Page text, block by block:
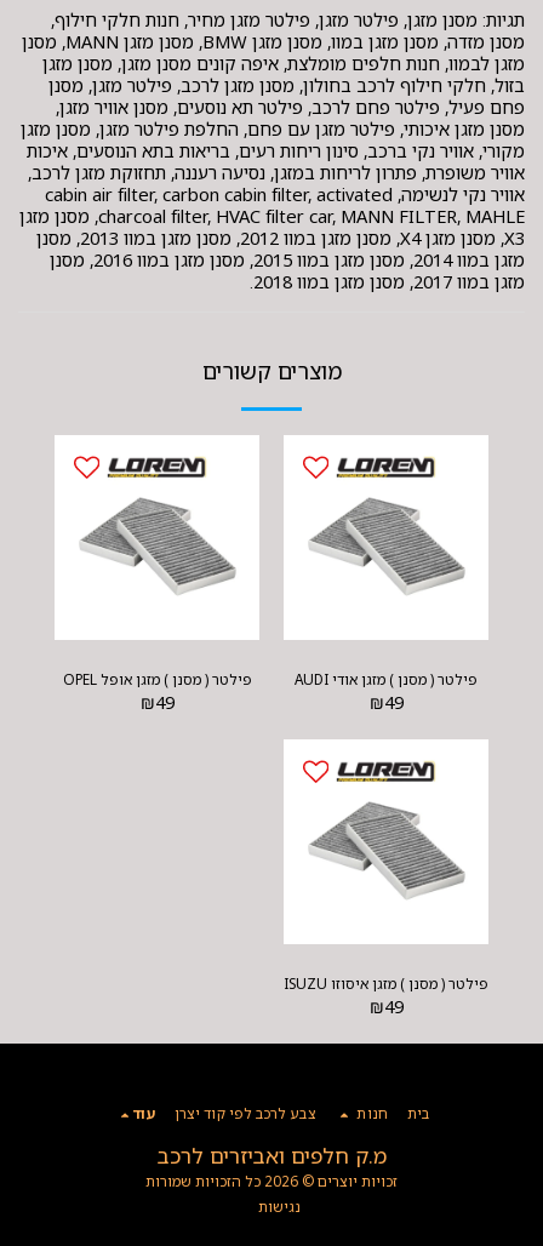
תגיות: מסנן מזגן, פילטר מזגן, פילטר מזגן מחיר, חנות חלקי חילוף,
מסנן מזדה, מסנן מזגן במוו, מסנן מזגן BMW, מסנן מזגן MANN, מסנן
מזגן לבמוו, חנות חלפים מומלצת, איפה קונים מסנן מזגן, מסנן מזגן
בזול, חלקי חילוף לרכב בחולון, מסנן מזגן לרכב, פילטר מזגן, מסנן
פחם פעיל, פילטר פחם לרכב, פילטר תא נוסעים, מסנן אוויר מזגן,
מסנן מזגן איכותי, פילטר מזגן עם פחם, החלפת פילטר מזגן, מסנן מזגן
מקורי, אוויר נקי ברכב, סינון ריחות רעים, בריאות בתא הנוסעים, איכות
אוויר משופרת, פתרון לריחות במזגן, נסיעה רעננה, תחזוקת מזגן לרכב,
אוויר נקי לנשימה, cabin air filter, carbon cabin filter, activated
charcoal filter, HVAC filter car, MANN FILTER, MAHLE, מסנן מזגן
X3, מסנן מזגן X4, מסנן מזגן במוו 2012, מסנן מזגן במוו 2013, מסנן
מזגן במוו 2014, מסנן מזגן במוו 2015, מסנן מזגן במוו 2016, מסנן
מזגן במוו 2017, מסנן מזגן במוו 2018.
מוצרים קשורים
פילטר ( מסנן ) מזגן אודי AUDI
₪49
פילטר ( מסנן ) מזגן אופל OPEL
₪49
פילטר ( מסנן ) מזגן איסוזו ISUZU
₪49
מ.ק חלפים ואביזרים לרכב
זכויות יוצרים © 2026 כל הזכויות שמורות
נגישות
בית חנות צבע לרכב לפי קוד יצרן עוד